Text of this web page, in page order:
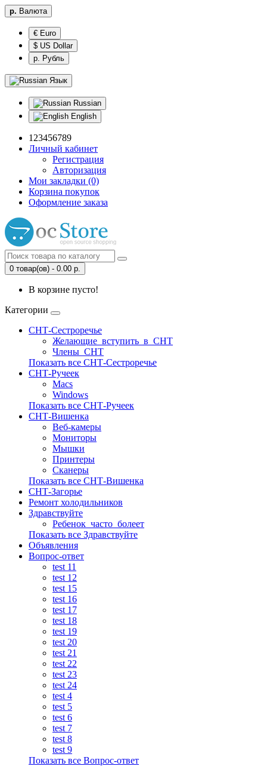
р. Валюта
€ Euro
$ US Dollar
р. Рубль
Язык
Russian
English
123456789
Личный кабинет
Регистрация
Авторизация
Мои закладки (0)
Корзина покупок
Оформление заказа
0 товар(ов) - 0.00 р.
В корзине пусто!
Категории
СНТ-Сестроречье
Желающие_вступить_в_СНТ
Члены_СНТ
Показать все СНТ-Сестроречье
СНТ-Ручеек
Macs
Windows
Показать все СНТ-Ручеек
СНТ-Вишенка
Веб-камеры
Мониторы
Мышки
Принтеры
Сканеры
Показать все СНТ-Вишенка
СНТ-Загорье
Ремонт холодильников
Здравствуйте
Ребенок_часто_болеет
Показать все Здравствуйте
Объявления
Вопрос-ответ
test 11
test 12
test 15
test 16
test 17
test 18
test 19
test 20
test 21
test 22
test 23
test 24
test 4
test 5
test 6
test 7
test 8
test 9
Показать все Вопрос-ответ